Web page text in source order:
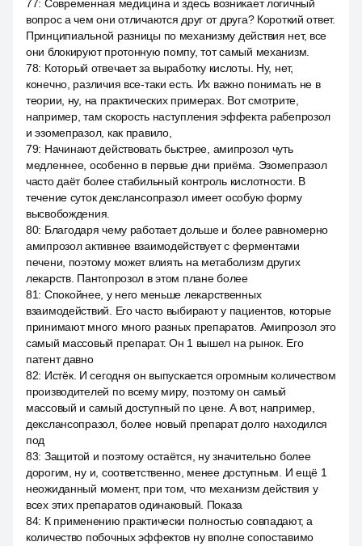
77: Современная медицина и здесь возникает логичный
вопрос а чем они отличаются друг от друга? Короткий ответ.
Принципиальной разницы по механизму действия нет, все
они блокируют протонную помпу, тот самый механизм.
78: Который отвечает за выработку кислоты. Ну, нет,
конечно, различия все-таки есть. Их важно понимать не в
теории, ну, на практических примерах. Вот смотрите,
например, там скорость наступления эффекта рабепрозол
и эзомепразол, как правило,
79: Начинают действовать быстрее, амипрозол чуть
медленнее, особенно в первые дни приёма. Эзомепразол
часто даёт более стабильный контроль кислотности. В
течение суток декслансопразол имеет особую форму
высвобождения.
80: Благодаря чему работает дольше и более равномерно
амипрозол активнее взаимодействует с ферментами
печени, поэтому может влиять на метаболизм других
лекарств. Пантопрозол в этом плане более
81: Спокойнее, у него меньше лекарственных
взаимодействий. Его часто выбирают у пациентов, которые
принимают много много разных препаратов. Амипрозол это
самый массовый препарат. Он 1 вышел на рынок. Его
патент давно
82: Истёк. И сегодня он выпускается огромным количеством
производителей по всему миру, поэтому он самый
массовый и самый доступный по цене. А вот, например,
декслансопразол, более новый препарат долго находился
под
83: Защитой и поэтому остаётся, ну значительно более
дорогим, ну и, соответственно, менее доступным. И ещё 1
неожиданный момент, при том, что механизм действия у
всех этих препаратов одинаковый. Показа
84: К применению практически полностью совпадают, а
количество побочных эффектов ну вполне сопоставимо